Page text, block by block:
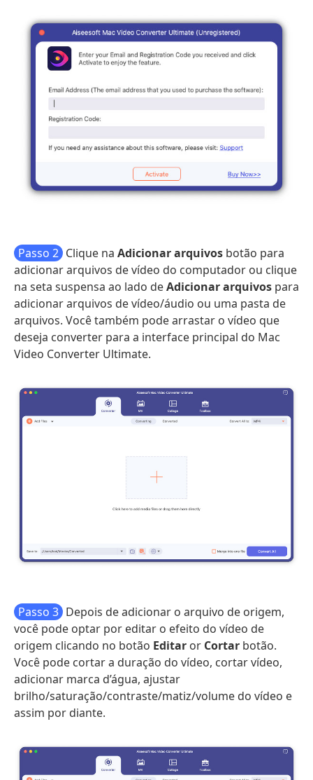
Passo 2 Clique na Adicionar arquivos botão para
adicionar arquivos de vídeo do computador ou clique
na seta suspensa ao lado deAdicionar arquivos para
adicionar arquivos de vídeo/áudio ou uma pasta de
arquivos. Você também pode arrastar o vídeo que
deseja converter para a interface principal do Mac
Video Converter Ultimate.
Passo 3 Depois de adicionar o arquivo de origem,
você pode optar por editar o efeito do vídeo de
origem clicando no botão Editar or Cortar botão.
Você pode cortar a duração do vídeo, cortar vídeo,
adicionar marca d’água, ajustar
brilho/saturação/contraste/matiz/volume do vídeo e
assim por diante.